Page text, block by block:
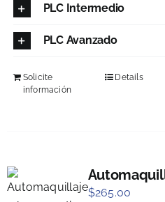
PLC Intermedio
PLC Avanzado
Solicite
información
Details
$265.00